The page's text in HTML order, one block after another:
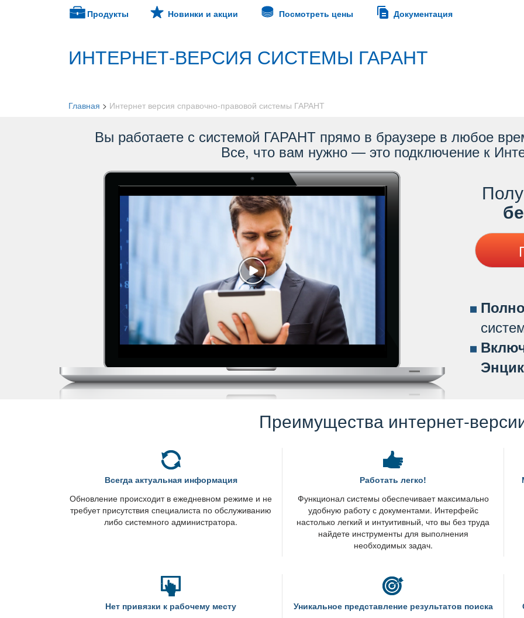
Продукты Новинки и акции Посмотреть цены Документация
ИНТЕРНЕТ-ВЕРСИЯ СИСТЕМЫ ГАРАНТ
Главная > Интернет версия справочно-правовой системы ГАРАНТ
ы работаете с системой ГАРАНТ прямо в браузере в любое
се, что вам нужно — это подключение к
Преимущества интернет-
сегда актуальная информация
Обновление происходит в ежедневном режиме и не
требует присутствия специалиста по обслуживанию
либо системного администратора.
Работать легко!
Функционал системы обеспечивает максимально
удобную работу с документами. Интерфейс
настолько легкий и интуитивный, что вы без труда
найдете инструменты для выполнения
необходимых задач.
Нет привязки к рабочему месту
Уникальное представление результатов поиска